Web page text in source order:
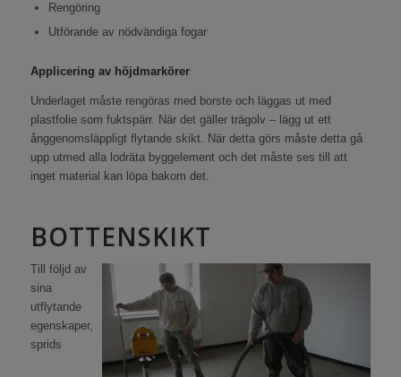
Rengöring
Utförande av nödvändiga fogar
Applicering av höjdmarkörer
Underlaget måste rengöras med borste och läggas ut med
plastfolie som fuktspärr. När det gäller trägolv – lägg ut ett
ånggenomsläppligt flytande skikt. När detta görs måste detta gå
upp utmed alla lodräta byggelement och det måste ses till att
inget material kan löpa bakom det.
BOTTENSKIKT
Till följd av
sina
utflytande
egenskaper,
sprids